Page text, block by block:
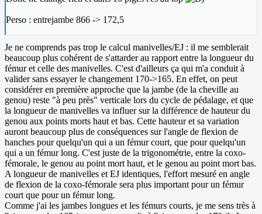
Perso : entrejambe 866 -> 172,5
Je ne comprends pas trop le calcul manivelles/EJ : il me semblerait
beaucoup plus cohérent de s'attarder au rapport entre la longueur du
fémur et celle des manivelles. C'est d'ailleurs ça qui m'a conduit à
valider sans essayer le changement 170->165. En effet, on peut
considérer en première approche que la jambe (de la cheville au
genou) reste "à peu près" verticale lors du cycle de pédalage, et que
la longueur de manivelles va influer sur la différence de hauteur du
genou aux points morts haut et bas. Cette hauteur et sa variation
auront beaucoup plus de conséquences sur l'angle de flexion de
hanches pour quelqu'un qui a un fémur court, que pour quelqu'un
qui a un fémur long. C'est juste de la trigonométrie, entre la coxo-
fémorale, le genou au point mort haut, et le genou au point mort bas.
A longueur de manivelles et EJ identiques, l'effort mesuré en angle
de flexion de la coxo-fémorale sera plus important pour un fémur
court que pour un fémur long.
Comme j'ai les jambes longues et les fémurs courts, je me sens très à